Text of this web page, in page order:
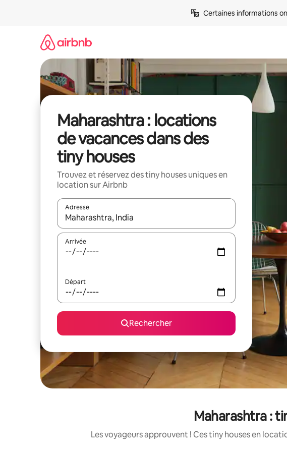
Certaines informations
Maharashtra : locations
de vacances dans des
tiny houses
Trouvez et réservez des tiny houses uniques en
location sur Airbnb
Adresse
Lorsque les résultats s'affichent, utilisez les flèches vers le haut et
Arrivée
Départ
Rechercher
Maharashtra :
Les voyageurs approuvent ! Ces tiny houses en